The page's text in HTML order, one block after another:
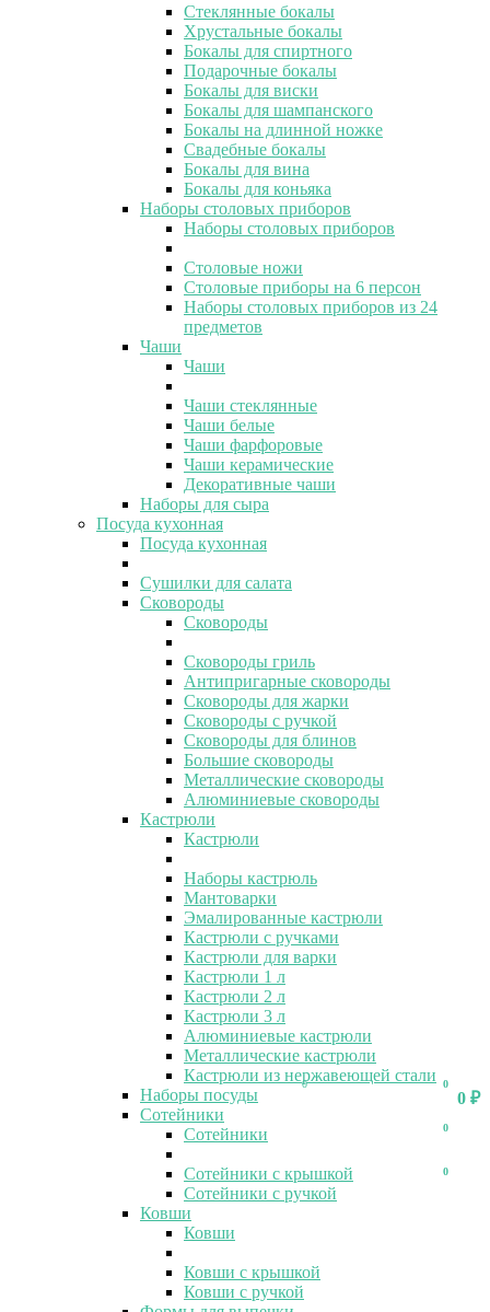
0
0 ₽
0
0
0
Стеклянные бокалы
Хрустальные бокалы
Бокалы для спиртного
Подарочные бокалы
Бокалы для виски
Бокалы для шампанского
Бокалы на длинной ножке
Свадебные бокалы
Бокалы для вина
Бокалы для коньяка
Наборы столовых приборов
Наборы столовых приборов
Столовые ножи
Столовые приборы на 6 персон
Наборы столовых приборов из 24
предметов
Чаши
Чаши
Чаши стеклянные
Чаши белые
Чаши фарфоровые
Чаши керамические
Декоративные чаши
Наборы для сыра
Посуда кухонная
Посуда кухонная
Сушилки для салата
Сковороды
Сковороды
Сковороды гриль
Антипригарные сковороды
Сковороды для жарки
Сковороды с ручкой
Сковороды для блинов
Большие сковороды
Металлические сковороды
Алюминиевые сковороды
Кастрюли
Кастрюли
Наборы кастрюль
Мантоварки
Эмалированные кастрюли
Кастрюли с ручками
Кастрюли для варки
Кастрюли 1 л
Кастрюли 2 л
Кастрюли 3 л
Алюминиевые кастрюли
Металлические кастрюли
Кастрюли из нержавеющей стали
Наборы посуды
Сотейники
Сотейники
Сотейники с крышкой
Сотейники с ручкой
Ковши
Ковши
Ковши с крышкой
Ковши с ручкой